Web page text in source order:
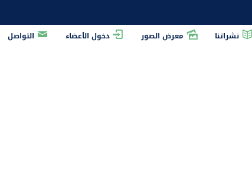
نشراتنا معرض الصور دخول الأعضاء التواصل